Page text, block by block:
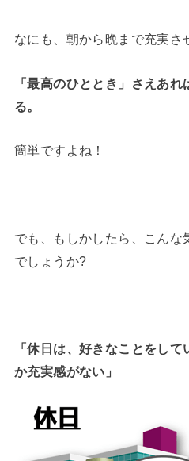
なにも、朝から晩まで充実さ
「最高のひととき」さえあ
る。
簡単ですよね！
でも、もしかしたら、こんな
でしょうか?
「休日は、好きなことをし
か充実感がない」